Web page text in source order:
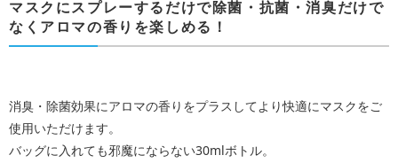
マスクにスプレーするだけで除菌・抗菌・消臭だけで
なくアロマの香りを楽しめる！
消臭・除菌効果にアロマの香りをプラスしてより快適にマスクをご
使用いただけます。
バッグに入れても邪魔にならない30mlボトル。